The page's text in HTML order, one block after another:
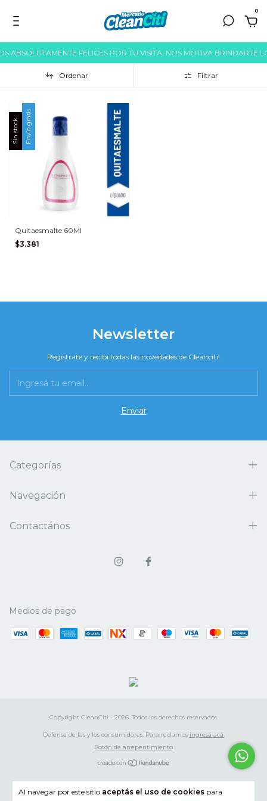
0
ABSOLUTAMENTE FELICES POR TU VISITA. NOS MOTIVA BRINDARTE
Al navegar por este sitio aceptás el uso de cookies para
Ordenar Filtrar
Sin stock Envío gratis
Quitaesmalte 60Ml
$3.381
Newsletter
Registrate y recibí todas las novedades de Cleanciti!
Categorías
Navegación
Contactános
Medios de pago
Copyright CleanCiti - 2026. Todos los derechos reservados.
Defensa de las y los consumidores. Para reclamos ingresá acá.
Botón de arrepentimiento